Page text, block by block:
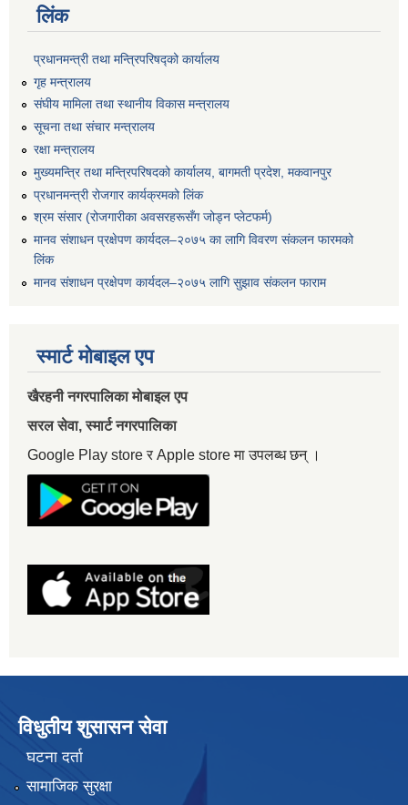
लिंक
प्रधानमन्त्री तथा मन्त्रिपरिषद्को कार्यालय
गृह मन्त्रालय
संघीय मामिला तथा स्थानीय विकास मन्त्रालय
सूचना तथा संचार मन्त्रालय
रक्षा मन्त्रालय
मुख्यमन्त्रि तथा मन्त्रिपरिषदको कार्यालय, बागमती प्रदेश, मकवानपुर
प्रधानमन्त्री रोजगार कार्यक्रमको लिंक
श्रम संसार (रोजगारीका अवसरहरूसँग जोड्न प्लेटफर्म)
मानव संशाधन प्रक्षेपण कार्यदल–२०७५ का लागि विवरण संकलन फारमको
लिंक
मानव संशाधन प्रक्षेपण कार्यदल–२०७५ लागि सुझाव संकलन फाराम
स्मार्ट मोबाइल एप
खैरहनी नगरपालिका मोबाइल एप
सरल सेवा, स्मार्ट नगरपालिका
Google Play store र Apple store मा उपलब्ध छन् ।
विधुतीय शुसासन सेवा
घटना दर्ता
सामाजिक सुरक्षा